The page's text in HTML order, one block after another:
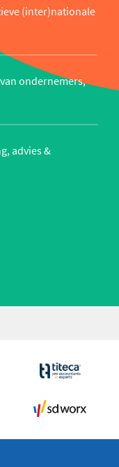
(inter)nationale
ondernemers,
advies &